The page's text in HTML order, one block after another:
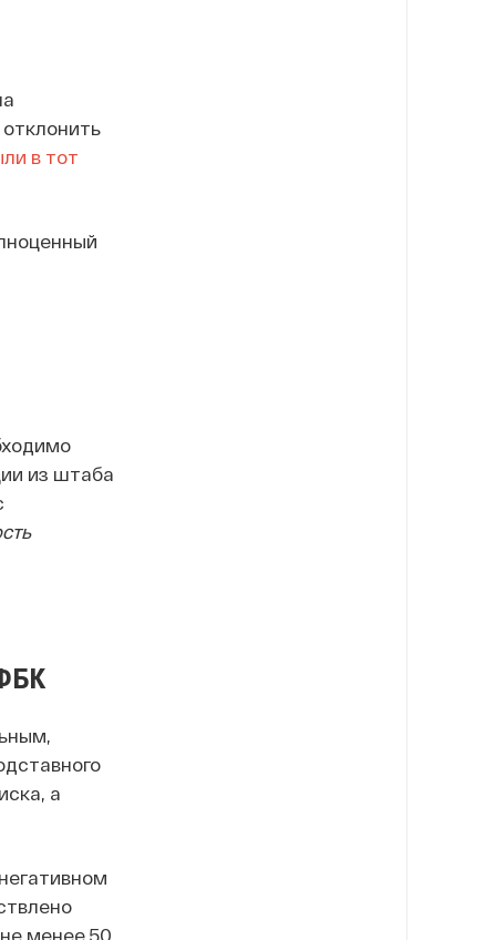
в тот
из штаба
а
менее 50